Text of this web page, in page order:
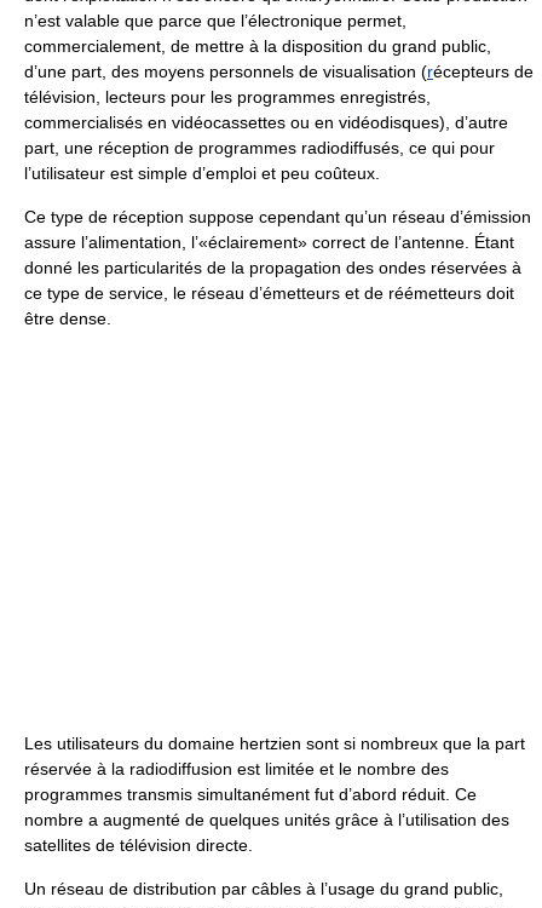
n’est valable que parce que l’électronique permet,
commercialement, de mettre à la disposition du grand public,
d’une part, des moyens personnels de visualisation (récepteurs de
télévision, lecteurs pour les programmes enregistrés,
commercialisés en vidéocassettes ou en vidéodisques), d’autre
part, une réception de programmes radiodiffusés, ce qui pour
l’utilisateur est simple d’emploi et peu coûteux.
Ce type de réception suppose cependant qu’un réseau d’émission
assure l’alimentation, l’«éclairement» correct de l’antenne. Étant
donné les particularités de la propagation des ondes réservées à
ce type de service, le réseau d’émetteurs et de réémetteurs doit
être dense.
Les utilisateurs du domaine hertzien sont si nombreux que la part
réservée à la radiodiffusion est limitée et le nombre des
programmes transmis simultanément fut d’abord réduit. Ce
nombre a augmenté de quelques unités grâce à l’utilisation des
satellites de télévision directe.
Un réseau de distribution par câbles à l’usage du grand public,